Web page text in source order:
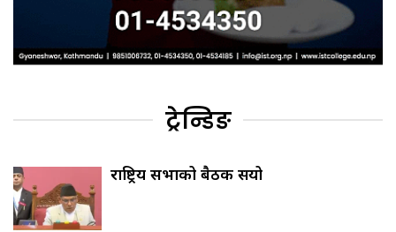
ट्रेन्डिङ
राष्ट्रिय सभाको बैठक सर्‍यो